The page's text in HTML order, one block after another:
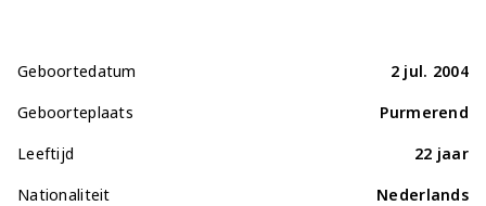
Geboortedatum
2 jul. 2004
Geboorteplaats
Purmerend
Leeftijd
22 jaar
Nationaliteit
Nederlands